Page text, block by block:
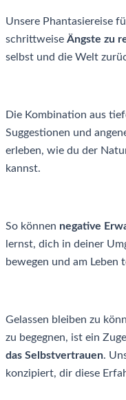
Unsere Phantasiereise
schrittweise Ängste zu
selbst und die Welt
Die Kombination aus
Suggestionen und
erleben, wie du der
kannst.
So können negative
lernst, dich in deiner
bewegen und am Leben
Gelassen bleiben zu
zu begegnen, ist ein
das Selbstvertrauen.
konzipiert, dir diese